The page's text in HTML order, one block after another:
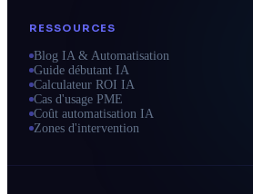
RESSOURCES
Blog IA & Automatisation
Guide débutant IA
Calculateur ROI IA
Cas d'usage PME
Coût automatisation IA
Zones d'intervention